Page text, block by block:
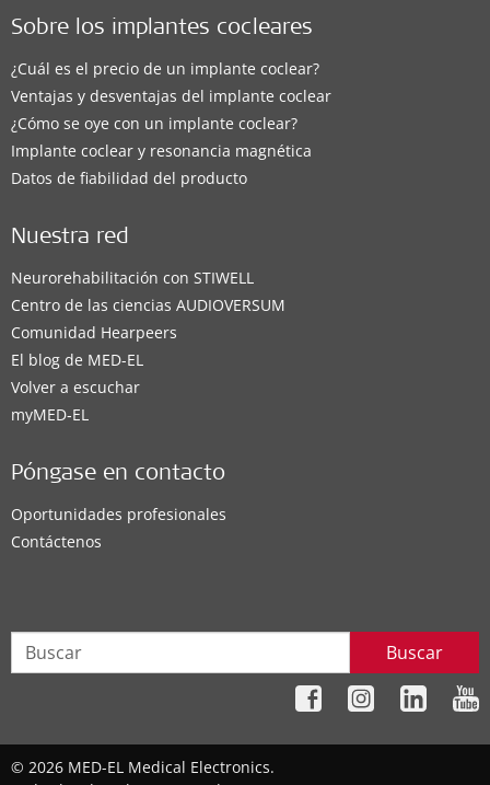
Sobre los implantes cocleares
¿Cuál es el precio de un implante coclear?
Ventajas y desventajas del implante coclear
¿Cómo se oye con un implante coclear?
Implante coclear y resonancia magnética
Datos de fiabilidad del producto
Nuestra red
Neurorehabilitación con STIWELL
Centro de las ciencias AUDIOVERSUM
Comunidad Hearpeers
El blog de MED-EL
Volver a escuchar
myMED‑EL
Póngase en contacto
Oportunidades profesionales
Contáctenos
Buscar
© 2026 MED-EL Medical Electronics.